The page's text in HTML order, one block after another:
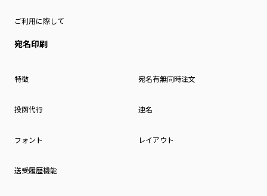
ご利用に際して
宛名印刷
特徴 宛名有無同時注文
投函代行 連名
フォント レイアウト
送受履歴機能